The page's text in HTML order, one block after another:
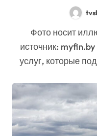
Фото носит иллюстративный характер,
источник:
услуг, которые